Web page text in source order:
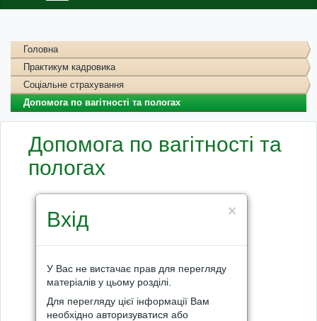
Головна
Практикум кадровика
Соціальне страхування
Допомога по вагітності та пологах
Допомога по вагітності та
пологах
×
Вхід
У Вас не вистачає прав для перегляду
матеріалів у цьому розділі.
Для перегляду цієї інформації Вам
необхідно авторизуватися або